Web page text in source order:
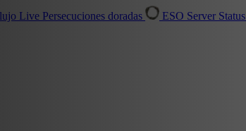
Live Persecuciones doradas ESO Server Status